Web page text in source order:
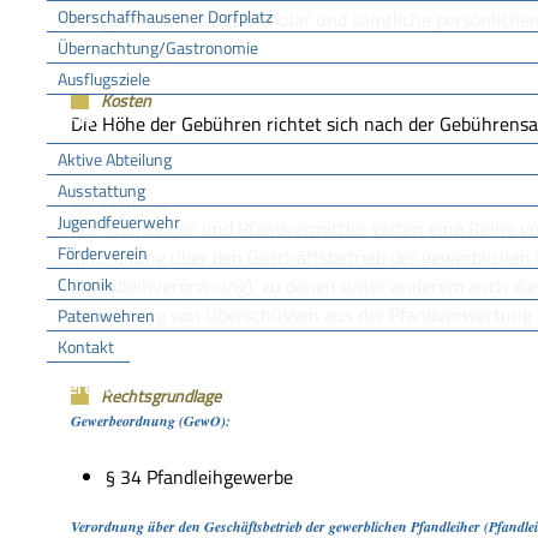
Oberschaffhausener Dorfplatz
Übernachtung/Gastronomie
Ausflugsziele
FFW
Aktive Abteilung
Ausstattung
Jugendfeuerwehr
Förderverein
Chronik
Patenwehren
Kontakt
Vereine
ausgefülltes Antragsformular und sämtliche persönlichen
Kosten
Die Höhe der Gebühren richtet sich nach der
Hinweise
Für Pfandleiher und Pfandvermittler gelten eine Reihe
Verordnung über den Geschäftsbetrieb der gewerblichen
(Pfandleihverordnung), zu denen unter anderem auch
Ablieferung von Überschüssen aus der Pfandverwertung
Rechtsgrundlage
Gewerbeordnung (GewO):
§ 34 Pfandleihgewerbe
Verordnung über den Geschäftsbetrieb der gewerblichen Pfandleiher